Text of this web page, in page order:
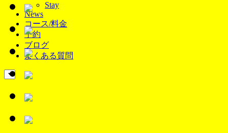
Stay
News
コース/料金
予約
ブログ
よくある質問